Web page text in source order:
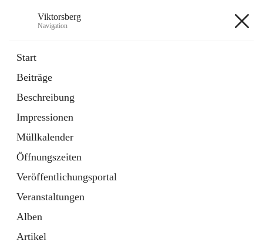
Viktorsberg
Navigation
Start
Beiträge
Beschreibung
Impressionen
Müllkalender
Öffnungszeiten
Veröffentlichungsportal
Veranstaltungen
Alben
Artikel
1 Schnellzugriff
Bürgerservice
10 Schnellzugriffe